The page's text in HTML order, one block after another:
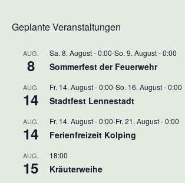
Geplante Veranstaltungen
AUG.
8
Sa. 8. August - 0:00-So. 9. August - 0:00
Sommerfest der Feuerwehr
AUG.
14
Fr. 14. August - 0:00-So. 16. August - 0:00
Stadtfest Lennestadt
AUG.
14
Fr. 14. August - 0:00-Fr. 21. August - 0:00
Ferienfreizeit Kolping
AUG.
15
18:00
Kräuterweihe